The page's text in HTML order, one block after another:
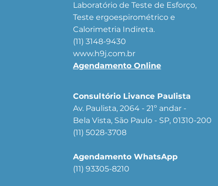
Laboratório de Teste de Esforço,
Teste ergoespirométrico e
Calorimetria Indireta.
(11) 3148-9430
www.h9j.com.br
Agendamento Online
Consultório Livance Paulista
Av. Paulista, 2064 - 21º andar -
Bela Vista, São Paulo - SP, 01310-200
(11) 5028-3708
Agendamento WhatsApp
(11) 93305-8210